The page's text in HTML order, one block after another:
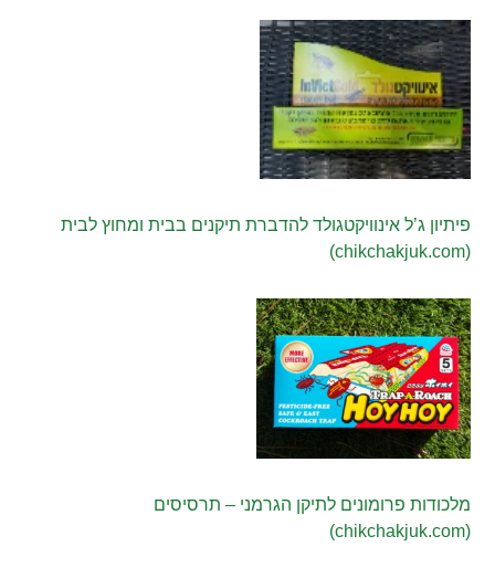
פיתיון ג’ל אינוויקטגולד להדברת תיקנים בבית ומחוץ לבית
(chikchakjuk.com)
מלכודות פרומונים לתיקן הגרמני – תרסיסים
(chikchakjuk.com)